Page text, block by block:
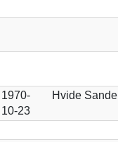
1970-
10-23
Hvide Sande